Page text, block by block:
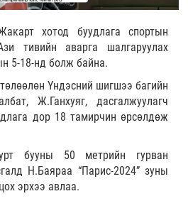
хотод буудлага спортын
тивийн аварга шалгаруулах
5-18-нд болж байна.
Үндэсний шигшээ багийн
Ж.Ганхуяг, дасгалжуулагч
дор 18 тамирчин өрсөлдөж
бууны 50 метрийн гурван
Н.Баяраа “Парис-2024” зуны
эрхээ авлаа.